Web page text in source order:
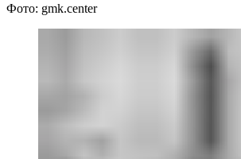
Фото: gmk.center